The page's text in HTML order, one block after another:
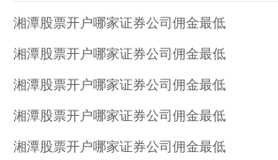
湘潭股票开户哪家证券公司佣金最低
湘潭股票开户哪家证券公司佣金最低
湘潭股票开户哪家证券公司佣金最低
湘潭股票开户哪家证券公司佣金最低
湘潭股票开户哪家证券公司佣金最低